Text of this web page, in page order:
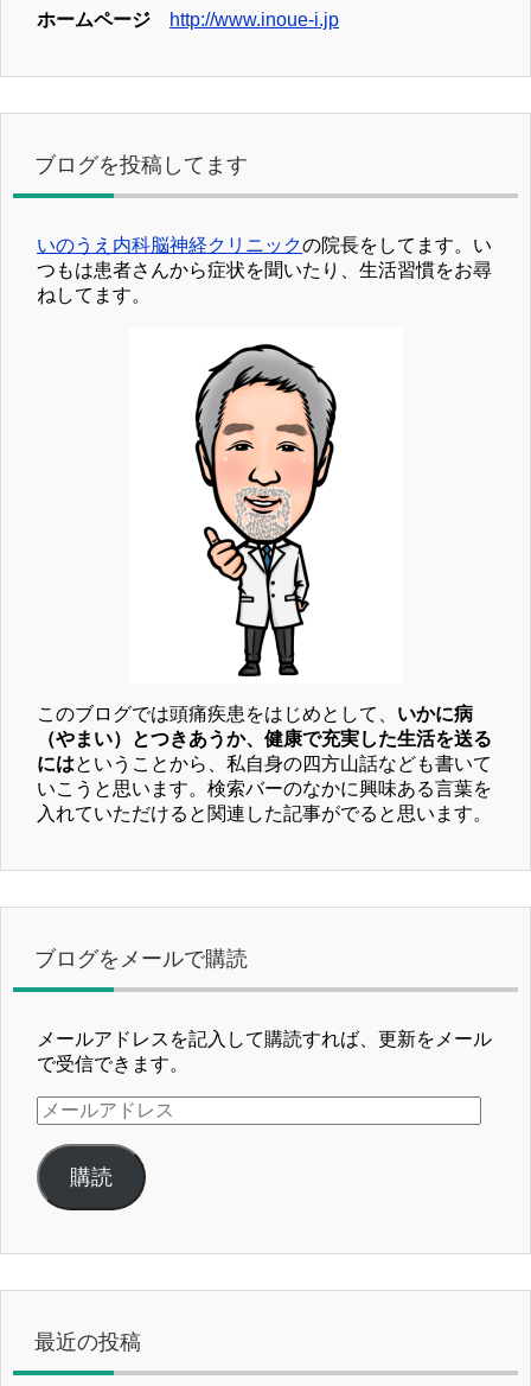
ホームページ http://www.inoue-i.jp
ブログを投稿してます
いのうえ内科脳神経クリニックの院長をしてます。い
つもは患者さんから症状を聞いたり、生活習慣をお尋
ねしてます。
このブログでは頭痛疾患をはじめとして、 いかに病
（やまい）とつきあうか、健康で充実した生活を送る
にはということから、私自身の四方山話なども書いて
いこうと思います。検索バーのなかに興味ある言葉を
入れていただけると関連した記事がでると思います。
ブログをメールで購読
メールアドレスを記入して購読すれば、更新をメール
で受信できます。
メ
ー
ル
ア
ド
ス
購読
最近の投稿